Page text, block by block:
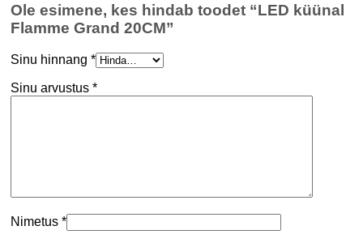
Ole esimene, kes hindab toodet “LED küünal
Flamme Grand 20CM”
Sinu hinnang *
Sinu arvustus *
Nimetus *